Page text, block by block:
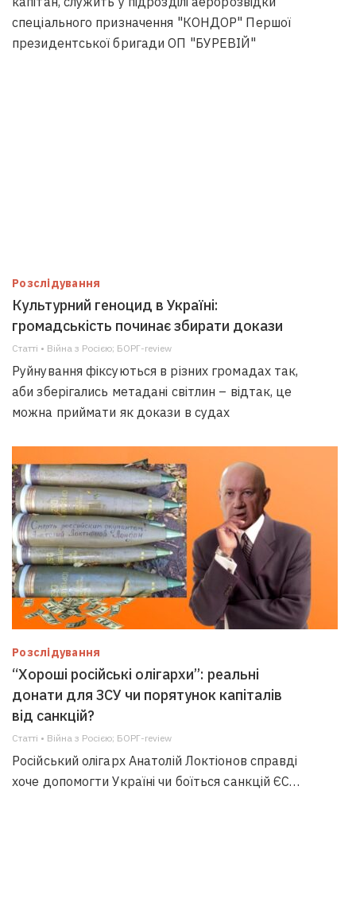
спеціального призначення "КОНДОР" Першої
президентської бригади ОП "БУРЕВІЙ"
Розслідування
Культурний геноцид в Україні:
громадськість починає збирати докази
Статті • Війна з Росією; БОРГ-review
Руйнування фіксуються в різних громадах так,
аби зберігались метадані світлин – відтак, це
можна приймати як докази в судах
Розслідування
“Хороші російські олігархи”: реальні
донати для ЗСУ чи порятунок капіталів
від санкцій?
Статті • Війна з Росією; БОРГ-review
Російський олігарх Анатолій Локтіонов справді
хоче допомогти Україні чи боїться санкцій ЄС…